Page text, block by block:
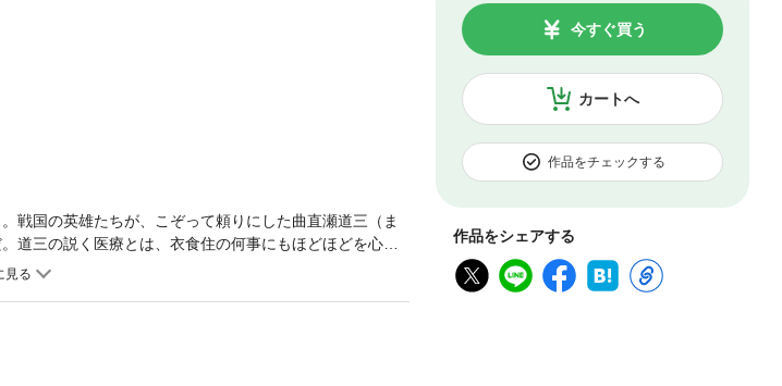
カートへ
今すぐ買う
作品をチェックする
作品をシェアする
国の英雄たちが、こぞって頼りにした曲直瀬道三（ま
道三の説く医療とは、衣食住の何事にもほどほどを心が
にした『養生誹諧』と、松永久秀に献上したとされる